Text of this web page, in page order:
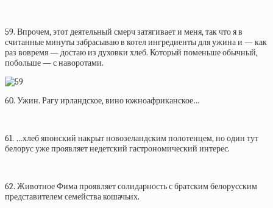
59. Впрочем, этот деятельный смерч затягивает и меня, так что я в
считанные минуты забрасываю в котел ингредиенты для ужина и — как
раз вовремя — достаю из духовки хлеб. Который поменьше обычный,
побольше — с наворотами.
60. Ужин. Рагу ирландское, вино южноафриканское…
61. …хлеб японский накрыт новозеландским полотенцем, но один тут
белорус уже проявляет недетский гастрономический интерес.
62. Животное Фима проявляет солидарность с братским белорусским
представителем семейства кошачьих.